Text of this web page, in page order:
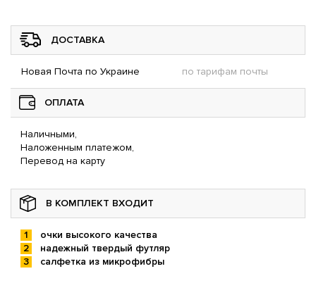
ДОСТАВКА
Новая Почта по Украине по тарифам почты
ОПЛАТА
Наличными,
Наложенным платежом,
Перевод на карту
В КОМПЛЕКТ ВХОДИТ
очки высокого качества
надежный твердый футляр
салфетка из микрофибры